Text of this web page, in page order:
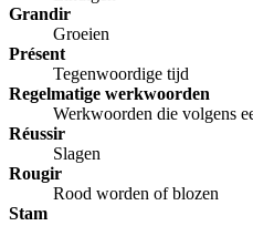
Grandir
Groeien
Présent
Tegenwoordige tijd
Regelmatige werkwoorden
Werkwoorden die volgens
Réussir
Slagen
Rougir
Rood worden of blozen
Stam